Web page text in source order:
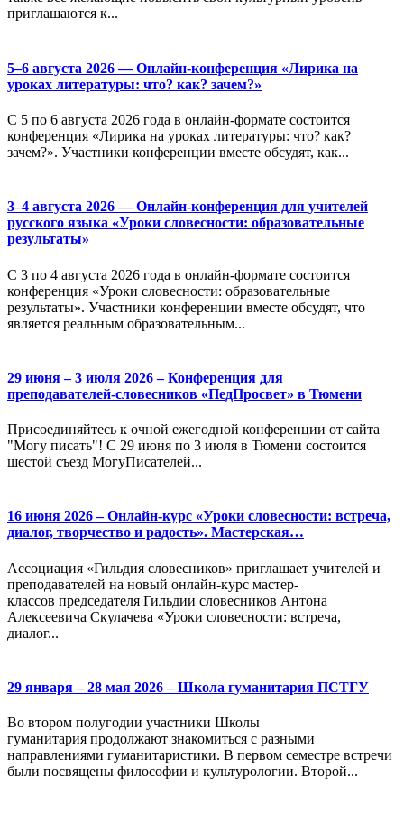
приглашаются к...
5–6 августа 2026 — Онлайн-конференция «Лирика на
уроках литературы: что? как? зачем?»
С 5 по 6 августа 2026 года в онлайн-формате состоится
конференция «Лирика на уроках литературы: что? как?
зачем?». Участники конференции вместе обсудят, как...
3–4 августа 2026 — Онлайн-конференция для учителей
русского языка «Уроки словесности: образовательные
результаты»
С 3 по 4 августа 2026 года в онлайн-формате состоится
конференция «Уроки словесности: образовательные
результаты». Участники конференции вместе обсудят, что
является реальным образовательным...
29 июня – 3 июля 2026 – Конференция для
преподавателей-словесников «ПедПросвет» в Тюмени
Присоединяйтесь к очной ежегодной конференции от сайта
"Могу писать"! С 29 июня по 3 июля в Тюмени состоится
шестой съезд МогуПисателей...
16 июня 2026 – Онлайн-курс «Уроки словесности: встреча,
диалог, творчество и радость». Мастерская…
Ассоциация «Гильдия словесников» приглашает учителей и
преподавателей на новый онлайн-курс мастер-
классов председателя Гильдии словесников Антона
Алексеевича Скулачева «Уроки словесности: встреча,
диалог...
29 января – 28 мая 2026 – Школа гуманитария ПСТГУ
Во втором полугодии участники Школы
гуманитария продолжают знакомиться с разными
направлениями гуманитаристики. В первом семестре встречи
были посвящены философии и культурологии. Второй...